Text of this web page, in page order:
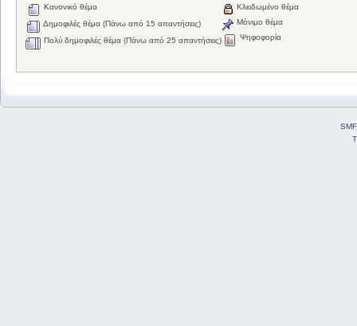
Κανονικό θέμα
Δημοφιλές θέμα (Πάνω από 15 απαντήσεις)
Πολύ δημοφιλές θέμα (Πάνω από 25 απαντήσεις)
Κλειδωμένο θέμα
Μόνιμο θέμα
Ψηφοφορία